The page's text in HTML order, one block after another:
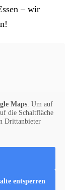
– wir
Maps. Um auf
die Schaltfläche
Drittanbieter
entsperren